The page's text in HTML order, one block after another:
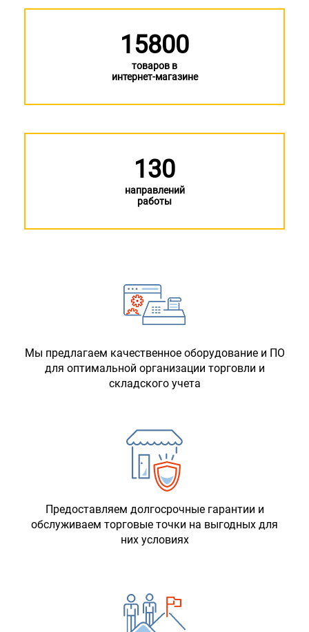
15800
товаров в
интернет-магазине
130
направлений
работы
Мы предлагаем качественное оборудование и ПО
для оптимальной организации торговли и
складского учета
Предоставляем долгосрочные гарантии и
обслуживаем торговые точки на выгодных для
них условиях